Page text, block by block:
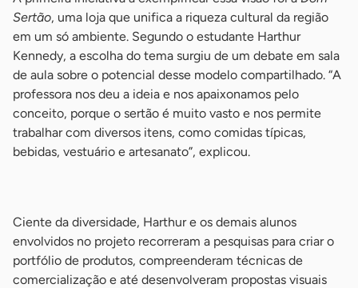
Sertão, uma loja que unifica a riqueza cultural da região
em um só ambiente. Segundo o estudante Harthur
Kennedy, a escolha do tema surgiu de um debate em sala
de aula sobre o potencial desse modelo compartilhado. “A
professora nos deu a ideia e nos apaixonamos pelo
conceito, porque o sertão é muito vasto e nos permite
trabalhar com diversos itens, como comidas típicas,
bebidas, vestuário e artesanato”, explicou.
Ciente da diversidade, Harthur e os demais alunos
envolvidos no projeto recorreram a pesquisas para criar o
portfólio de produtos, compreenderam técnicas de
comercialização e até desenvolveram propostas visuais